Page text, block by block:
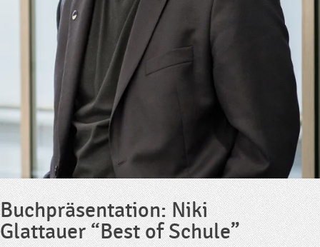
Buchpräsentation: Niki
Glattauer “Best of Schule”